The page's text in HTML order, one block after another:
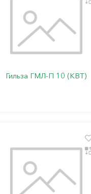
Гильза ГМЛ-П 10 (КВТ)